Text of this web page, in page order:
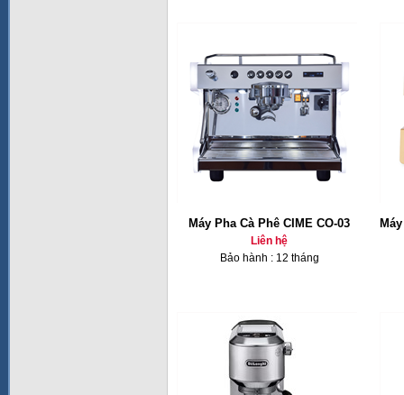
Máy Pha Cà Phê CIME CO-03
Liên hệ
Bảo hành : 12 tháng